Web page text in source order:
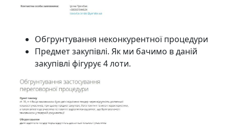
Обгрунтування неконкурентної процедури
Предмет закупівлі. Як ми бачимо в даній
закупівлі фігурує 4 лоти.